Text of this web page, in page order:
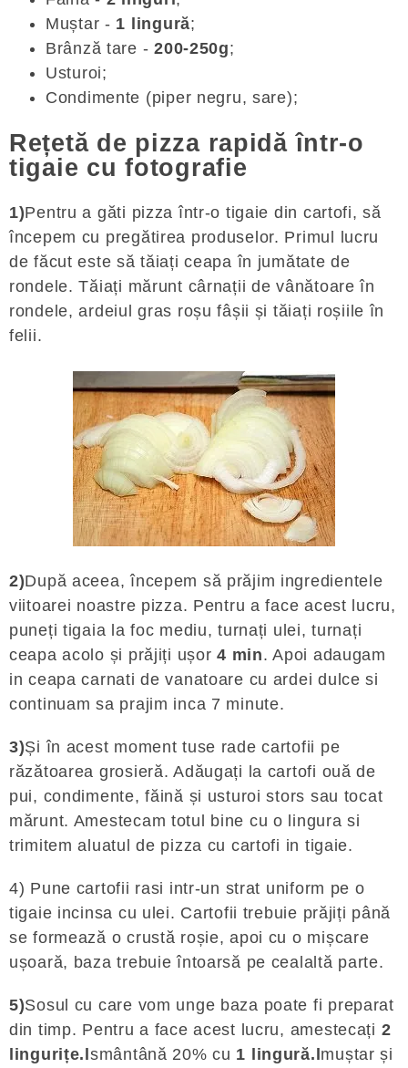
Muștar - 1 lingură;
Brânză tare -200-250g;
Usturoi;
Condimente (piper negru, sare);
Rețetă de pizza rapidă într-o
tigaie cu fotografie
1)Pentru a găti pizza într-o tigaie din cartofi, să
începem cu pregătirea produselor. Primul lucru
de făcut este să tăiați ceapa în jumătate de
rondele. Tăiați mărunt cârnații de vânătoare în
rondele, ardeiul gras roșu fâșii și tăiați roșiile în
felii.
2)După aceea, începem să prăjim ingredientele
viitoarei noastre pizza. Pentru a face acest lucru,
puneți tigaia la foc mediu, turnați ulei, turnați
ceapa acolo și prăjiți ușor4 min. Apoi adaugam
in ceapa carnati de vanatoare cu ardei dulce si
continuam sa prajim inca 7 minute.
3)Și în acest moment tuse rade cartofii pe
răzătoarea grosieră. Adăugați la cartofi ouă de
pui, condimente, făină și usturoi stors sau tocat
mărunt. Amestecam totul bine cu o lingura si
trimitem aluatul de pizza cu cartofi in tigaie.
4) Pune cartofii rasi intr-un strat uniform pe o
tigaie incinsa cu ulei. Cartofii trebuie prăjiți până
se formează o crustă roșie, apoi cu o mișcare
ușoară, baza trebuie întoarsă pe cealaltă parte.
5)Sosul cu care vom unge baza poate fi preparat
din timp. Pentru a face acest lucru, amestecați 2
lingurițe.lsmântână 20% cu 1 lingură.lmuștar și